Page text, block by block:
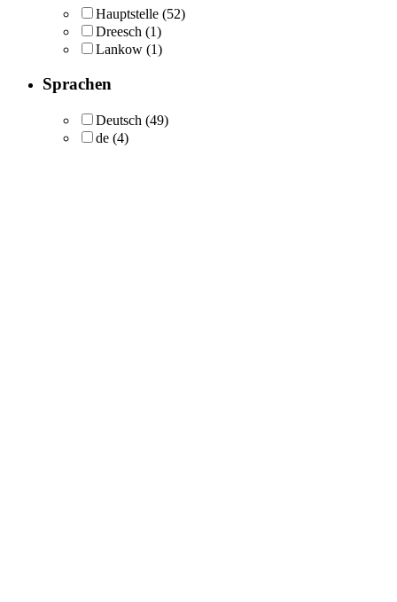
Hauptstelle (52)
Dreesch (1)
Lankow (1)
Sprachen
Deutsch (49)
de (4)